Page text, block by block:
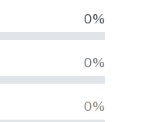
0%
0%
0%